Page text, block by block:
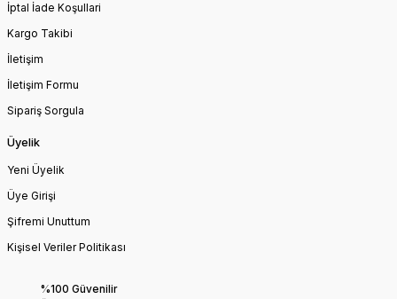
İptal İade Koşullari
Kargo Takibi
İletişim
İletişim Formu
Sipariş Sorgula
Üyelik
Yeni Üyelik
Üye Girişi
Şifremi Unuttum
Kişisel Veriler Politikası
%100 Güvenilir